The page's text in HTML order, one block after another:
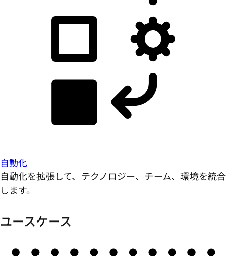
自動化
自動化を拡張して、テクノロジー、チーム、環境を統合
します。
ユースケース